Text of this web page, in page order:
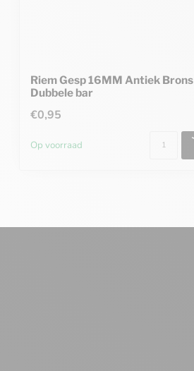
Riem Gesp 16MM Antiek Brons
Dubbele bar
€0,95
Op voorraad